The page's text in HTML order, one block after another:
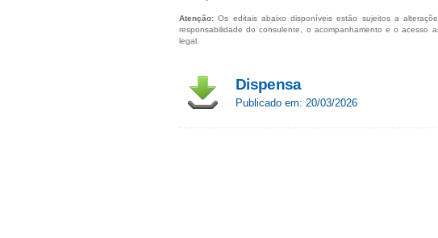
Atenção: Os editais abaixo disponíveis estão sujeitos a
responsabilidade do consulente, o acompanhamento e o acesso
legal.
Dispensa
Publicado em: 20/03/2026